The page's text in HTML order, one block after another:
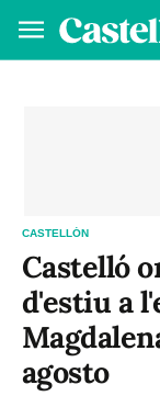
CASTELLÓN
Castelló
d'estiu a
agosto